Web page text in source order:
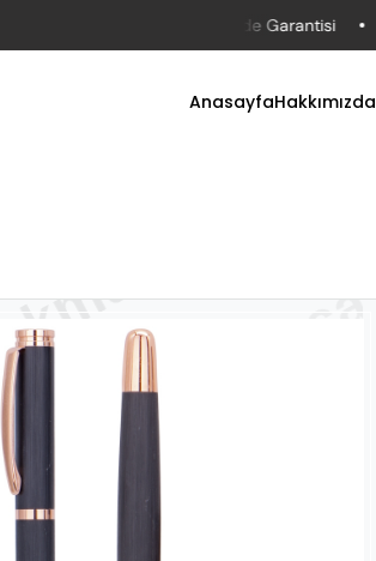
60 Gün İade Garantisi
AnasayfaHakkımızda